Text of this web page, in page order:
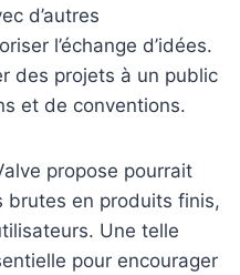
d’autres
l’échange d’idées.
des projets à un public
et de conventions.
propose pourrait
brutes en produits finis,
Une telle
pour encourager